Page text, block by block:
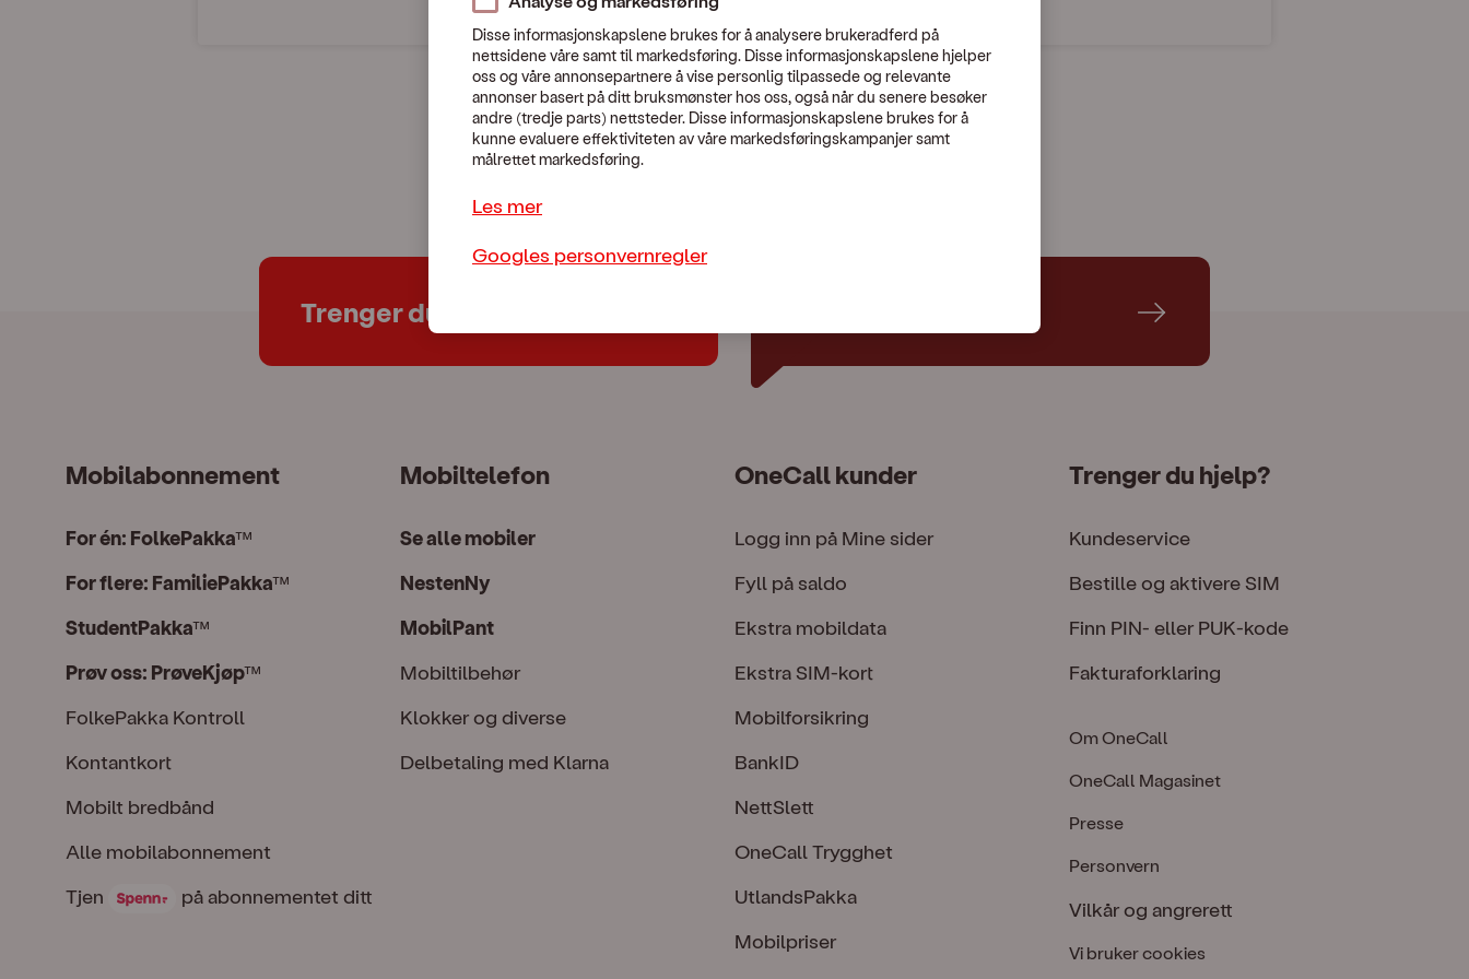
En uventet feil skjedde.
Vennligst kontakt Kundeservice:479 44 444
Trenger du hjelp?
Mobilabonnement
For én: FolkePakka™
For flere: FamiliePakka™
StudentPakka™
Prøv oss: PrøveKjøp™
FolkePakka Kontroll
Kontantkort
Mobilt bredbånd
Alle mobilabonnement
Tjen Spenn på abonnementet ditt
Tjen på abonnementet ditt
Mobiltelefon
Se alle mobiler
NestenNy
MobilPant
Mobiltilbehør
Klokker og diverse
Delbetaling med Klarna
OneCall kunder
Logg inn på Mine sider
Fyll på saldo
Ekstra mobildata
Ekstra SIM-kort
Mobilforsikring
BankID
NettSlett
OneCall Trygghet
UtlandsPakka
Mobilpriser
Trenger du hjelp?
Kundeservice
Bestille og aktivere SIM
Finn PIN- eller PUK-kode
Fakturaforklaring
Om OneCall
OneCall Magasinet
Presse
Personvern
Vilkår og angrerett
Vi bruker cookies
Disse informasjonskapslene brukes for å analysere brukeradferd på
nettsidene våre samt til markedsføring. Disse informasjonskapslene hjelper
oss og våre annonsepartnere å vise personlig tilpassede og relevante
annonser basert på ditt bruksmønster hos oss, også når du senere besøker
andre (tredje parts) nettsteder. Disse informasjonskapslene brukes for å
kunne evaluere effektiviteten av våre markedsføringskampanjer samt
målrettet markedsføring.
Les mer
Googles personvernregler